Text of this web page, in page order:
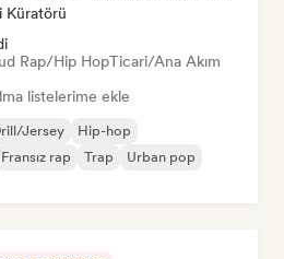
Küratörü
Rap/Hip HopTicari/Ana Akım
listelerime ekle
Jersey
Hip-hop
Fransız rap Trap
Urban pop